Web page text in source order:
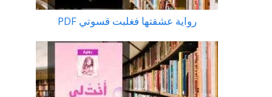
رواية عشقتها فغلبت قسوتي PDF